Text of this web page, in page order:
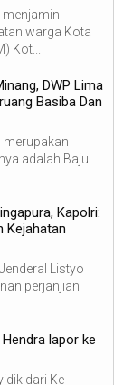
menjamin
warga Kota
Kot...
DWP Lima
Basiba Dan
adalah Baju
Kapolri:
Kejahatan
Listyo
perjanjian
lapor ke
dari Ke